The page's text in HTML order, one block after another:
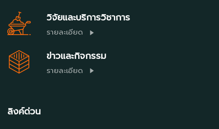
วิจัยและบริการวิชาการ
รายละเอียด
ข่าวและกิจกรรม
รายละเอียด
ลิงค์ด่วน